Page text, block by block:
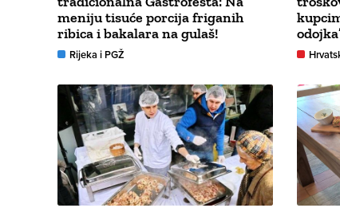
meniju tisuće porcija friganih
ribica i bakalara na gulaš!
Rijeka i PGŽ